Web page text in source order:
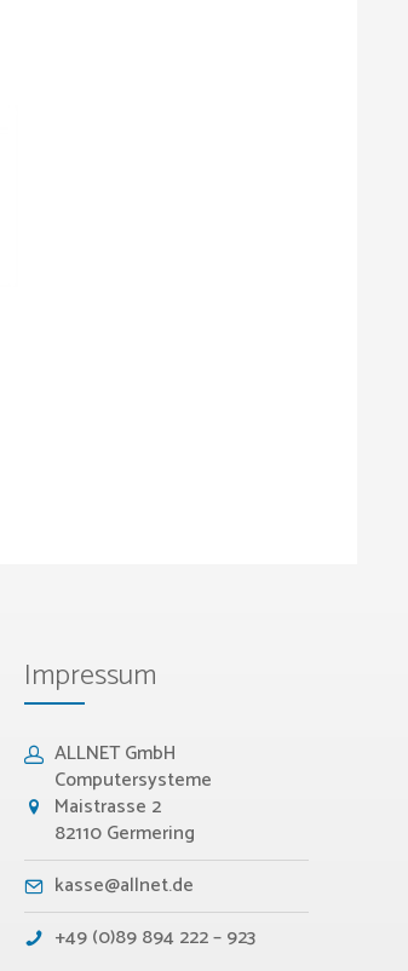
Impressum
ALLNET GmbH
Computersysteme
Maistrasse 2
82110 Germering
kasse@allnet.de
+49 (0)89 894 222 – 923